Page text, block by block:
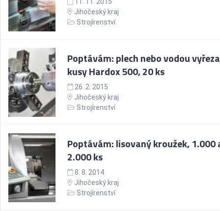
Jihočeský kraj
Strojírenství
Poptávám: plech nebo vodou
kusy Hardox 500, 20 ks
26. 2. 2015
Jihočeský kraj
Strojírenství
Poptávám: lisovaný kroužek, 1.000
2.000 ks
8. 8. 2014
Jihočeský kraj
Strojírenství